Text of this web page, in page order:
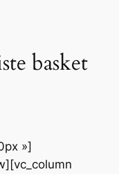
basket
»]